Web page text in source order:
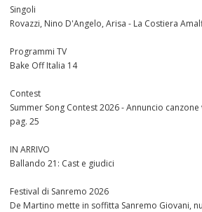
Singoli
Rovazzi, Nino D'Angelo, Arisa - La Costiera
Programmi TV
Bake Off Italia 14
Contest
Summer Song Contest 2026 - Annuncio
pag. 25
IN ARRIVO
Ballando 21: Cast e giudici
Festival di Sanremo 2026
De Martino mette in soffitta Sanremo Giovani,